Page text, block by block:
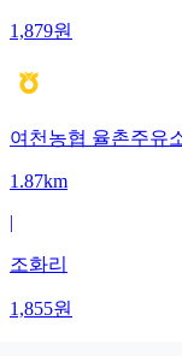
1,879원
여천농협 율촌주유
1.87km
|
조화리
1,855원